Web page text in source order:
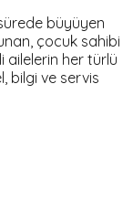
büyüyen
çocuk sahibi
ailelerin her türlü
bilgi ve servis